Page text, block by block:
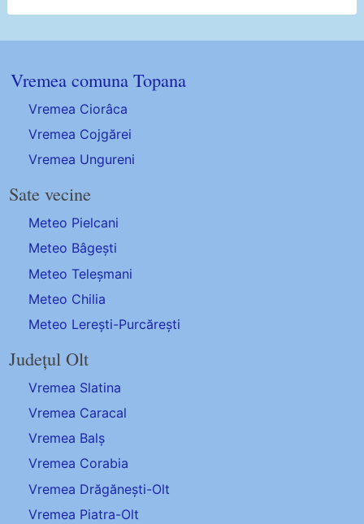
Vremea comuna Topana
Vremea Ciorâca
Vremea Cojgărei
Vremea Ungureni
Sate vecine
Meteo Pielcani
Meteo Bâgești
Meteo Teleșmani
Meteo Chilia
Meteo Lerești-Purcărești
Județul Olt
Vremea Slatina
Vremea Caracal
Vremea Balș
Vremea Corabia
Vremea Drăgănești-Olt
Vremea Piatra-Olt